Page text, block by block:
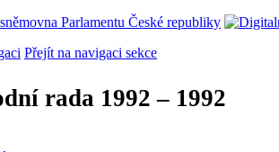
Přejít na navigaci sekce
rada 1992 – 1992